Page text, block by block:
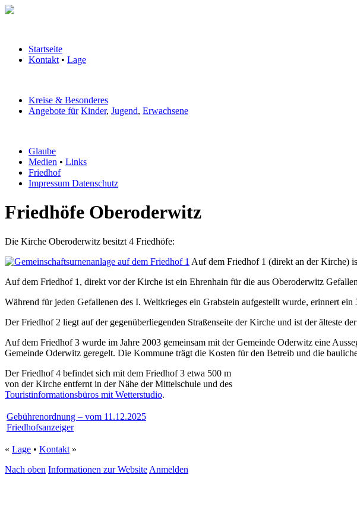
Startseite
Kontakt • Lage
Kreise & Besonderes
Angebote für Kinder, Jugend, Erwachsene
Glaube
Medien • Links
Friedhof
Impressum Datenschutz
Friedhöfe Oberoderwitz
Die Kirche Oberoderwitz besitzt 4 Friedhöfe:
Auf dem Friedhof 1 (direkt an der Kirche)
Auf dem Friedhof 1, direkt vor der Kirche ist ein Ehrenhain für die aus Oberoderwitz
Während für jeden Gefallenen des I. Weltkrieges ein Grabstein aufgestellt wurde, erinnert
Der Friedhof 2 liegt auf der gegenüberliegenden Straßenseite der Kirche und ist der älteste
Auf dem Friedhof 3 wurde im Jahre 2003 gemeinsam mit der Gemeinde Oderwitz eine
Gemeinde Oderwitz geregelt. Die Kommune trägt die Kosten für den Betreib und die
Der Friedhof 4 befindet sich mit dem Friedhof 3 etwa 500 m
von der Kirche entfernt in der Nähe der Mittelschule und des
Touristinformationsbüros mit Wetterstudio.
Gebührenordnung – vom 11.12.2025
Friedhofsanzeiger
« Lage • Kontakt »
Nach oben Informationen zur Website Anmelden